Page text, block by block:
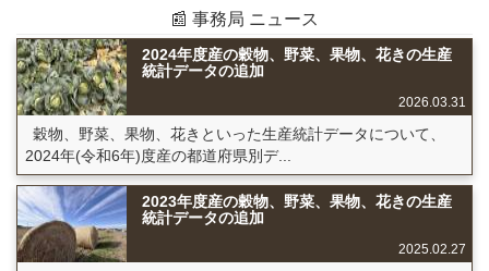
📰 事務局 ニュース
2024年度産の穀物、野菜、果物、花きの生産
統計データの追加
2026.03.31
穀物、野菜、果物、花きといった生産統計データについて、
2024年(令和6年)度産の都道府県別デ...
2023年度産の穀物、野菜、果物、花きの生産
統計データの追加
2025.02.27